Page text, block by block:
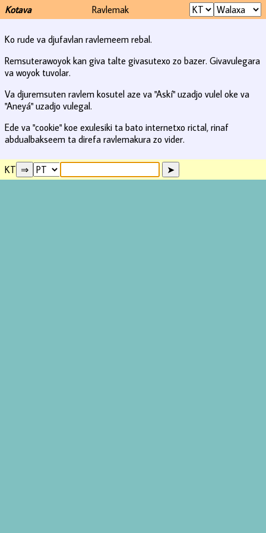
Kotava Ravlemak
Ko rude va djufavlan ravlemeem rebal.
Remsuterawoyok kan giva talte givasutexo zo bazer. Givavulegara
va woyok tuvolar.
Va djuremsuten ravlem kosutel aze va "Askí" uzadjo vulel oke va
"Aneyá" uzadjo vulegal.
Ede va "cookie" koe exulesiki ta bato internetxo rictal, rinaf
abdualbakseem ta direfa ravlemakura zo vider.
KT